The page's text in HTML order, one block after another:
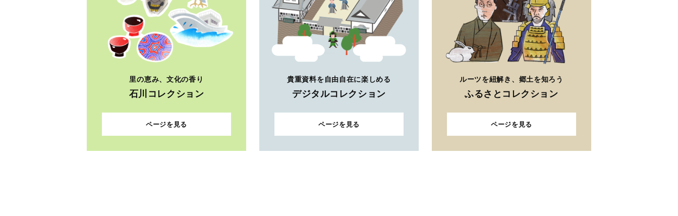
里の恵み、文化の香り
石川コレクション
ページを見る
貴重資料を自由自在に楽しめる
デジタルコレクション
ページを見る
ルーツを紐解き、郷土を知ろう
ふるさとコレクション
ページを見る